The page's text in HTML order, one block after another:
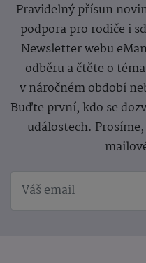
Pravidelný přísun
podpora pro rodiče i
Newsletter webu
odběru a čtěte o
v náročném období
Buďte první, kdo se
událostech.